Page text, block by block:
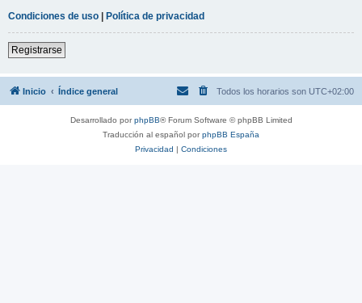
Condiciones de uso | Política de privacidad
Registrarse
Inicio Índice general Todos los horarios son UTC+02:00
Desarrollado porphpBB® Forum Software © phpBB Limited
Traducción al español porphpBB España
Privacidad | Condiciones